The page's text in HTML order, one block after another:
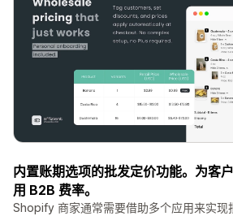
内置账期选项的批发定价功能。为客
用 B2B 费率。
Shopify 商家通常需要借助多个应用来实现